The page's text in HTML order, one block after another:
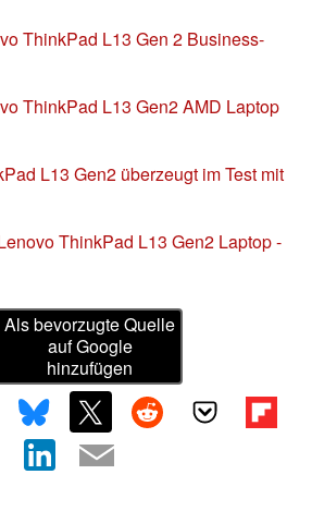
ThinkPad L13 Gen 2 Business-
ThinkPad L13 Gen2 AMD Laptop
L13 Gen2 überzeugt im Test mit
ThinkPad L13 Gen2 Laptop -
Als bevorzugte Quelle
auf Google
hinzufügen